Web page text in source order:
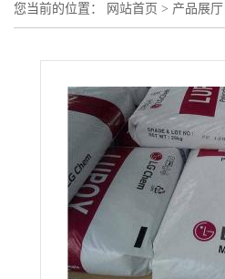
您当前的位置： 网站首页 > 产品展厅